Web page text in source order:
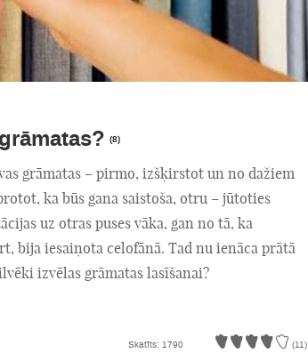
(8)
grāmatas – pirmo, izšķirstot un no dažiem
ka būs gana saistoša, otru – jūtoties
uz otras puses vāka, gan no tā, ka
bija iesaiņota celofānā. Tad nu ienāca prātā
izvēlas grāmatas lasīšanai?
Skatīts: 1790 (11)